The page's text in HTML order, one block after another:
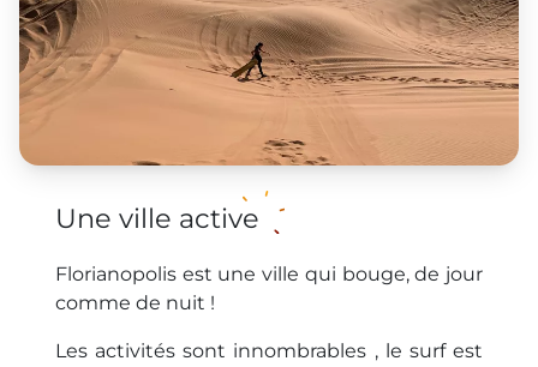
Une ville active
Florianopolis est une ville qui bouge, de jour
comme de nuit !
Les activités sont innombrables , le surf est